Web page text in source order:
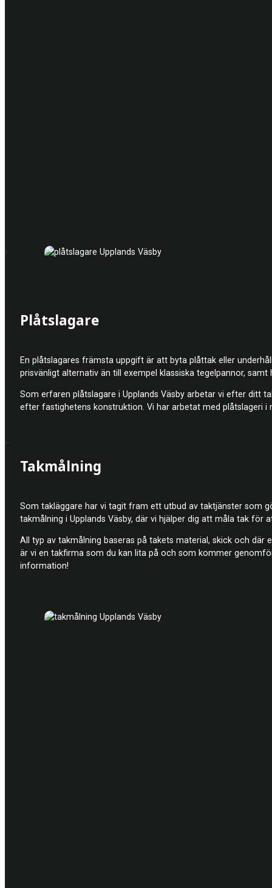
Plåtslagare
En plåtslagares främsta uppgift är att byta plåttak eller
prisvänligt alternativ än till exempel klassiska tegelpannor, samt
Som erfaren plåtslagare i Upplands Väsby arbetar vi efter ditt
efter fastighetens konstruktion. Vi har arbetat med plåtslageri
Takmålning
Som takläggare har vi tagit fram ett utbud av taktjänster som
takmålning i Upplands Väsby, där vi hjälper dig att måla tak för
All typ av takmålning baseras på takets material, skick och
är vi en takfirma som du kan lita på och som kommer
information!